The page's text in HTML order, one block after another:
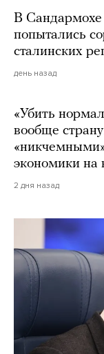
В Сандармохе
попытались
сталинских
день назад
«Убить
вообще
экономики на
2 дня назад